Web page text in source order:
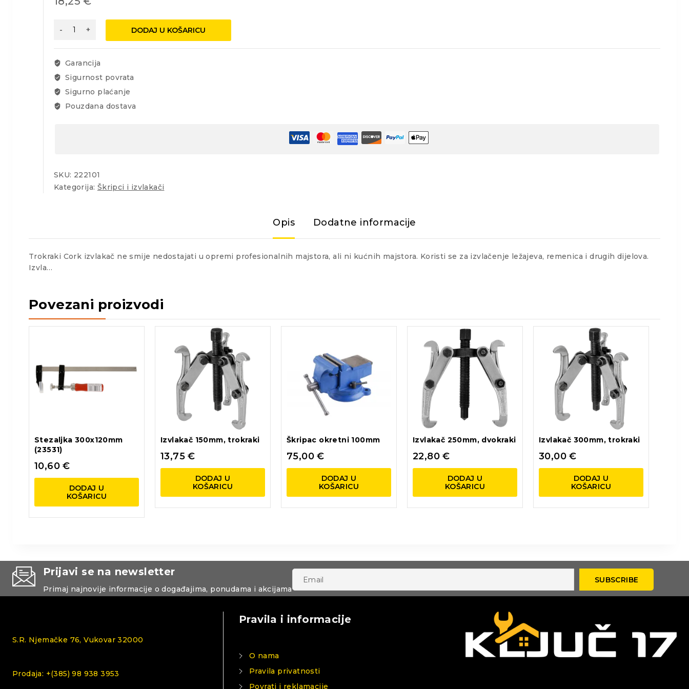
Izvlakač
trokraki
količina
DODAJ U KOŠARICU
Garancija
Sigurnost povrata
Sigurno plaćanje
Pouzdana dostava
SKU: 222101
Kategorija: Škripci i izvlakači
Opis Dodatne informacije
Trokraki Cork izvlakač ne smije nedostajati u opremi profesionalnih majstora, ali ni kućnih majstora. Koristi se za izvlačenje ležajeva, remenica i drugih dijelova.
Izvla…
Povezani proizvodi
Stezaljka 300x120mm
(23531)
10,60€
DODAJ U
KOŠARICU
Izvlakač 150mm, trokraki
13,75€
DODAJ U
KOŠARICU
Škripac okretni 100mm
75,00€
DODAJ U
KOŠARICU
Izvlakač 250mm, dvokraki
22,80€
DODAJ U
KOŠARICU
Izvlakač 300mm, trokraki
30,00€
DODAJ U
KOŠARICU
Prijavi se na newsletter
Primaj najnovije informacije o događajima, ponudama i akcijama
S.R. Njemačke 76, Vukovar 32000
Prodaja: +(385) 98 938 3953
Pravila i informacije
O nama
Pravila privatnosti
Povrati i reklamacije